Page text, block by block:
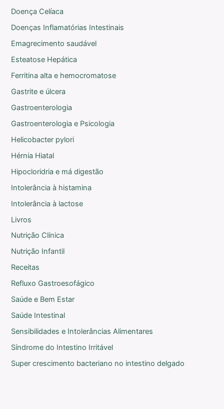
Doença Celíaca
Doenças Inflamatórias Intestinais
Emagrecimento saudável
Esteatose Hepática
Ferritina alta e hemocromatose
Gastrite e úlcera
Gastroenterologia
Gastroenterologia e Psicologia
Helicobacter pylori
Hérnia Hiatal
Hipocloridria e má digestão
Intolerância à histamina
Intolerância à lactose
Livros
Nutrição Clínica
Nutrição Infantil
Receitas
Refluxo Gastroesofágico
Saúde e Bem Estar
Saúde Intestinal
Sensibilidades e Intolerâncias Alimentares
Síndrome do Intestino Irritável
Super crescimento bacteriano no intestino delgado